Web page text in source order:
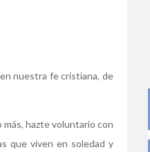
nuestra fe cristiana, de
hazte voluntario con
que viven en soledad y